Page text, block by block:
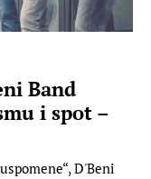
Band
i spot –
D'Beni